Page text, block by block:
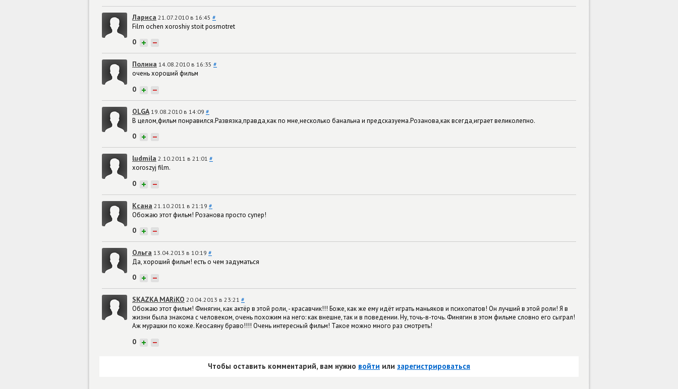
Лариса 21.07.2010 в 16:45 #
Film ochen xoroshiy stoit posmotret
0 + −
Полина 14.08.2010 в 16:35 #
очень хороший фильм
0 + −
OLGA 19.08.2010 в 14:09 #
В целом,фильм понравился.Развязка,правда,как по мне,несколько банальна и предсказуема.Розанова,как всегда,играет великолепно.
0 + −
ludmila 2.10.2011 в 21:01 #
xoroszyj film.
0 + −
Ксана 21.10.2011 в 21:19 #
Обожаю этот фильм! Розанова просто супер!
0 + −
Ольга 13.04.2013 в 10:19 #
Да, хороший фильм! есть о чем задуматься
0 + −
SKAZKA MARiKO 20.04.2013 в 23:21 #
Обожаю этот фильм! Финягин, как актёр в этой роли, - красавчик!!! Боже, как же ему идёт играть маньяков и психопатов! Он лучший в этой роли! Я в
жизни была знакома с человеком, очень похожим на него: как внешне, так и в поведении. Ну, точь-в-точь. Финягин в этом фильме словно его сыграл!
Аж мурашки по коже. Кеосаяну браво!!!! Очень интересный фильм! Такое можно много раз смотреть!
0 + −
Чтобы оставить комментарий, вам нужно войти или зарегистрироваться